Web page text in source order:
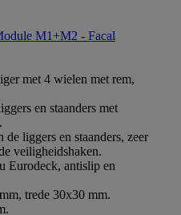
M1+M2 - Facal
met 4 wielen met rem,
en staanders met
liggers en staanders, zeer
veiligheidshaken.
Eurodeck, antislip en
trede 30x30 mm.